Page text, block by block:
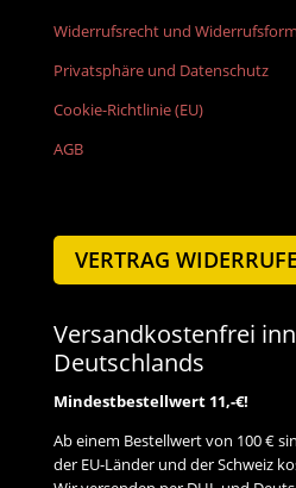
Widerrufsrecht und
Privatsphäre und Datenschutz
Cookie-Richtlinie (EU)
AGB
VERTRAG
Versandkostenfrei
Deutschlands
Mindestbestellwert 11,-€!
Ab einem Bestellwert von 100 €
der EU-Länder und der Schweiz